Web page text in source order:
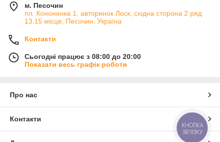
м. Песочин
пл. Кононенка 1, авторинок Лоск, східна сторона 2 ряд
13,15 місце, Песочин, Україна
Контакти
Сьогодні працює з 08:00 до 20:00
Показати весь графік роботи
Про нас
Контакти
КНОПКА
ЗВ'ЯЗКУ